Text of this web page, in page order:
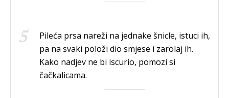
Pileća prsa nareži na jednake šnicle, istuci ih,
pa na svaki položi dio smjese i zarolaj ih.
Kako nadjev ne bi iscurio, pomozi si
čačkalicama.